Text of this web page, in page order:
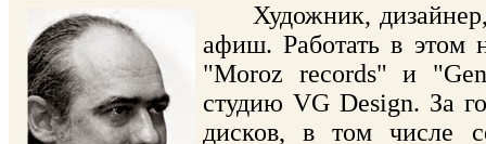
Художник, дизайнер,
афиш. Работать в этом
"Moroz records" и
студию VG Design. За
дисков, в том числе